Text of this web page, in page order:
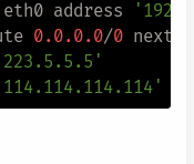
address
0.0.0.0/0 next